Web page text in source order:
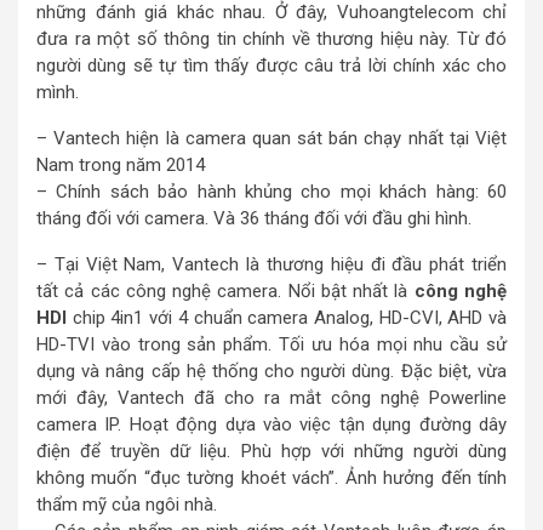
những đánh giá khác nhau. Ở đây, Vuhoangtelecom chỉ
đưa ra một số thông tin chính về thương hiệu này. Từ đó
người dùng sẽ tự tìm thấy được câu trả lời chính xác cho
mình.
– Vantech hiện là camera quan sát bán chạy nhất tại Việt
Nam trong năm 2014
– Chính sách bảo hành khủng cho mọi khách hàng: 60
tháng đối với camera. Và 36 tháng đối với đầu ghi hình.
– Tại Việt Nam, Vantech là thương hiệu đi đầu phát triển
tất cả các công nghệ camera. Nổi bật nhất là công nghệ
HDI chip 4in1 với 4 chuẩn camera Analog, HD-CVI, AHD và
HD-TVI vào trong sản phẩm. Tối ưu hóa mọi nhu cầu sử
dụng và nâng cấp hệ thống cho người dùng. Đặc biệt, vừa
mới đây, Vantech đã cho ra mắt công nghệ Powerline
camera IP. Hoạt động dựa vào việc tận dụng đường dây
điện để truyền dữ liệu. Phù hợp với những người dùng
không muốn “đục tường khoét vách”. Ảnh hưởng đến tính
thẩm mỹ của ngôi nhà.